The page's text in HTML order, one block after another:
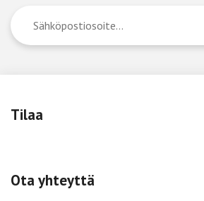
Tilaa
Ota yhteyttä